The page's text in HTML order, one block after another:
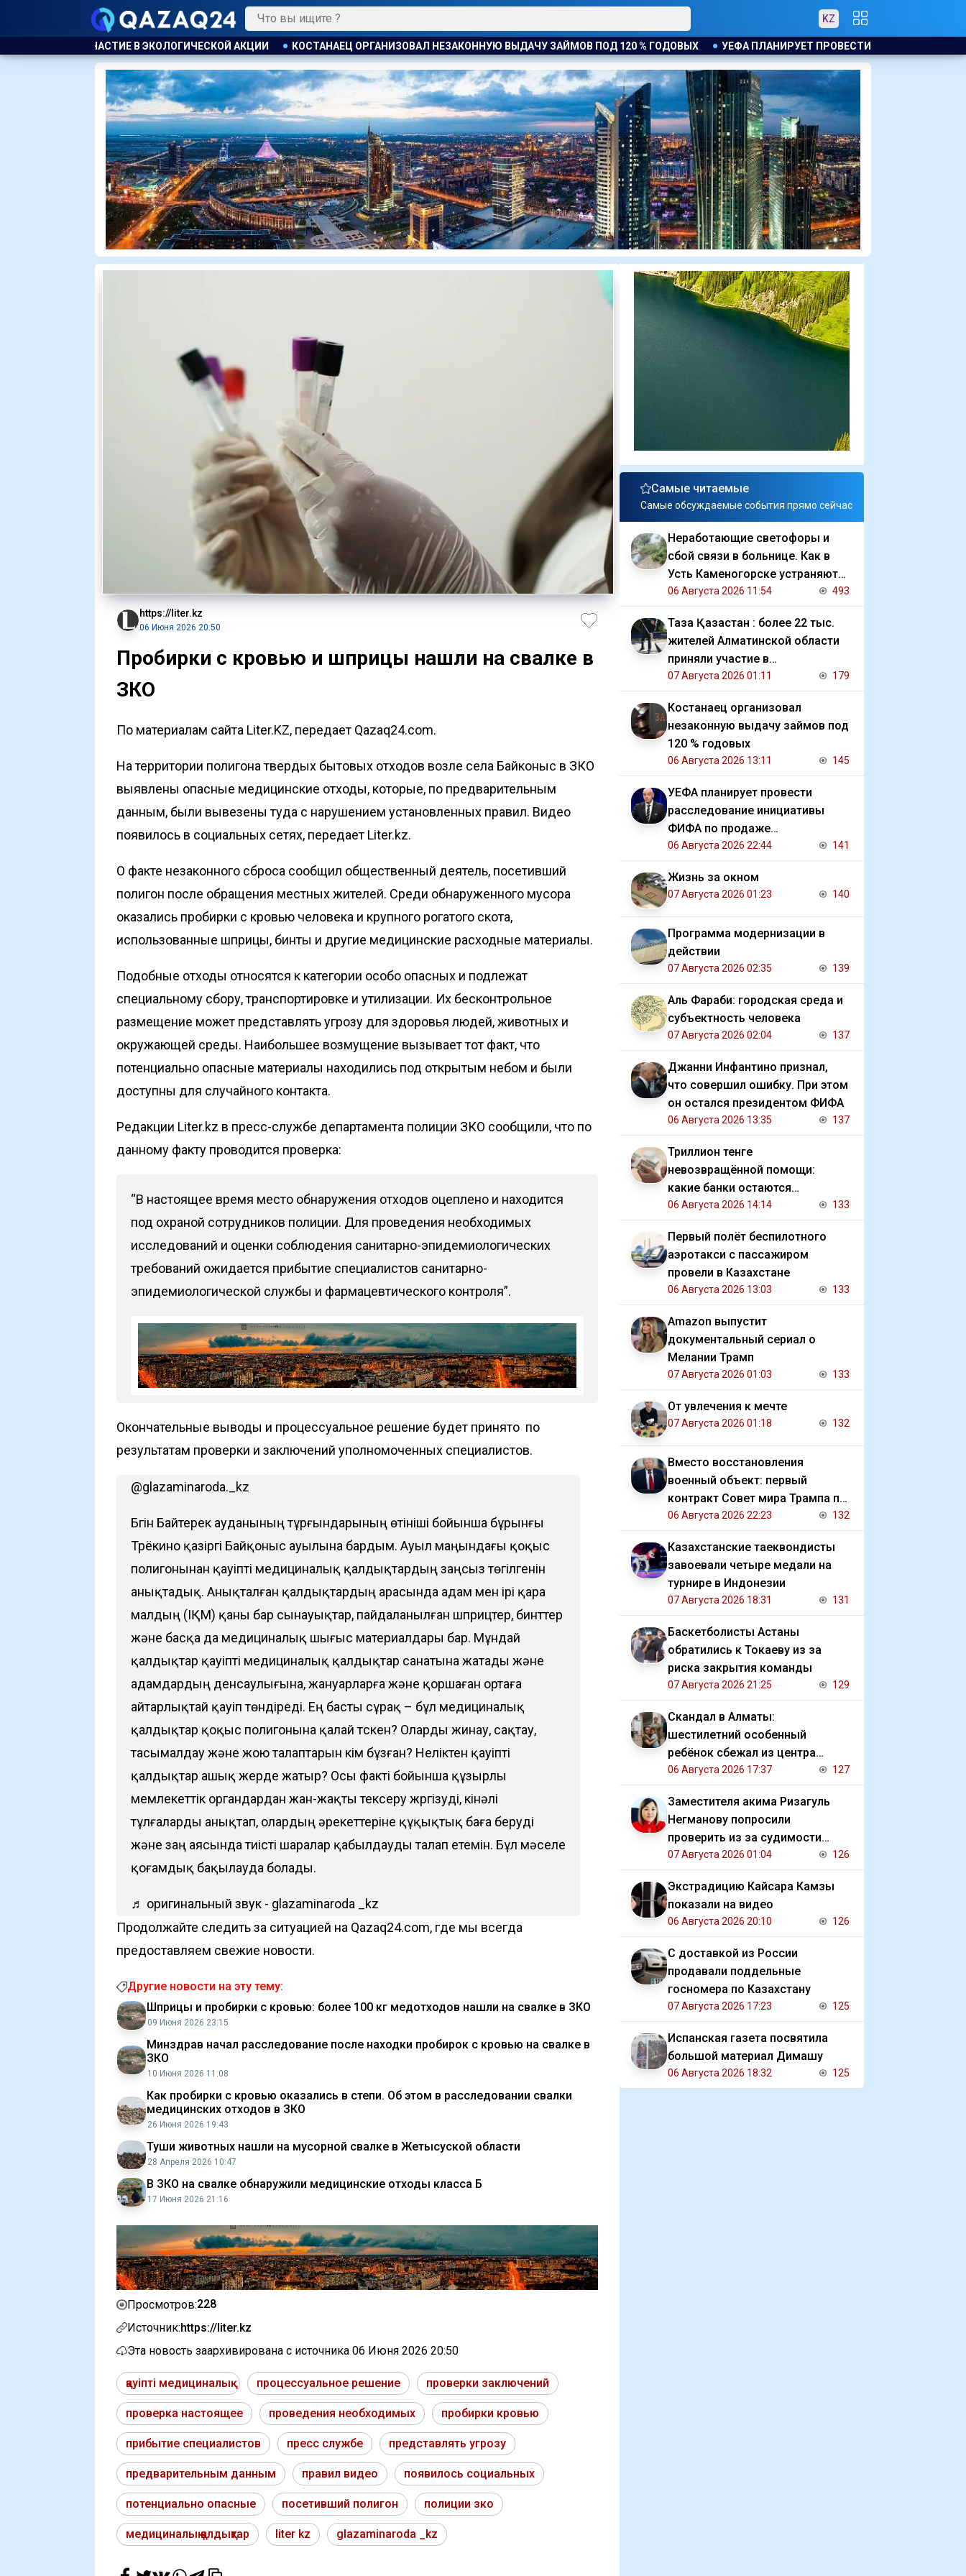
KZ
АКЦИИ КОСТАНАЕЦ ОРГАНИЗОВАЛ НЕЗАКОННУЮ ВЫДАЧУ ЗАЙМОВ ПОД 120 % ГОДОВЫХ УЕФА ПЛАНИРУЕТ ПРОВЕСТИ РАССЛЕДОВАНИЕ ИНИЦИАТИВЫ ФИФА ПО
https://liter.kz
06 Июня 2026 20:50
Пробирки с кровью и шприцы нашли на свалке в
ЗКО
По материалам сайта Liter.KZ, передает Qazaq24.com.
На территории полигона твердых бытовых отходов возле села Байконыс в ЗКО
выявлены опасные медицинские отходы, которые, по предварительным
данным, были вывезены туда с нарушением установленных правил. Видео
появилось в социальных сетях, передает Liter.kz.
О факте незаконного сброса сообщил общественный деятель, посетивший
полигон после обращения местных жителей. Среди обнаруженного мусора
оказались пробирки с кровью человека и крупного рогатого скота,
использованные шприцы, бинты и другие медицинские расходные материалы.
Подобные отходы относятся к категории особо опасных и подлежат
специальному сбору, транспортировке и утилизации. Их бесконтрольное
размещение может представлять угрозу для здоровья людей, животных и
окружающей среды. Наибольшее возмущение вызывает тот факт, что
потенциально опасные материалы находились под открытым небом и были
доступны для случайного контакта.
Редакции Liter.kz в пресс-службе департамента полиции ЗКО сообщили, что по
данному факту проводится проверка:
“В настоящее время место обнаружения отходов оцеплено и находится
под охраной сотрудников полиции. Для проведения необходимых
исследований и оценки соблюдения санитарно-эпидемиологических
требований ожидается прибытие специалистов санитарно-
эпидемиологической службы и фармацевтического контроля”.
Окончательные выводы и процессуальное решение будет принято по
результатам проверки и заключений уполномоченных специалистов.
@glazaminaroda._kz
Бүгін Байтерек ауданының тұрғындарының өтініші бойынша бұрынғы
Трёкино қазіргі Байқоныс ауылына бардым. Ауыл маңындағы қоқыс
полигонынан қауіпті медициналық қалдықтардың заңсыз төгілгенін
анықтадық. Анықталған қалдықтардың арасында адам мен ірі қара
малдың (ІҚМ) қаны бар сынауықтар, пайдаланылған шприцтер, бинттер
және басқа да медициналық шығыс материалдары бар. Мұндай
қалдықтар қауіпті медициналық қалдықтар санатына жатады және
адамдардың денсаулығына, жануарларға және қоршаған ортаға
айтарлықтай қауіп төндіреді. Ең басты сұрақ – бұл медициналық
қалдықтар қоқыс полигонына қалай түскен? Оларды жинау, сақтау,
тасымалдау және жою талаптарын кім бұзған? Неліктен қауіпті
қалдықтар ашық жерде жатыр? Осы факті бойынша құзырлы
мемлекеттік органдардан жан-жақты тексеру жүргізуді, кінәлі
тұлғаларды анықтап, олардың әрекеттеріне құқықтық баға беруді
және заң аясында тиісті шаралар қабылдауды талап етемін. Бұл мәселе
қоғамдық бақылауда болады.
♬ оригинальный звук - glazaminaroda _kz
Продолжайте следить за ситуацией на Qazaq24.com, где мы всегда
предоставляем свежие новости.
Другие новости на эту тему:
Шприцы и пробирки с кровью: более 100 кг медотходов нашли на свалке в ЗКО
09 Июня 2026 23:15
Минздрав начал расследование после находки пробирок с кровью на свалке в
ЗКО
10 Июня 2026 11:08
Как пробирки с кровью оказались в степи. Об этом в расследовании свалки
медицинских отходов в ЗКО
26 Июня 2026 19:43
Туши животных нашли на мусорной свалке в Жетысуской области
28 Апреля 2026 10:47
В ЗКО на свалке обнаружили медицинские отходы класса Б
17 Июня 2026 21:16
Просмотров:228
Источник:https://liter.kz
Эта новость заархивирована с источника 06 Июня 2026 20:50
қауіпті медициналық процессуальное решение проверки заключений
проверка настоящее проведения необходимых пробирки кровью
прибытие специалистов пресс службе представлять угрозу
предварительным данным правил видео появилось социальных
потенциально опасные посетивший полигон полиции зко
медициналық қалдықтар liter kz glazaminaroda _kz
Самые читаемые
Самые обсуждаемые события прямо сейчас
Неработающие светофоры и
сбой связи в больнице. Как в
Усть Каменогорске устраняют
последствия ливня
06 Августа 2026 11:54 493
Таза Қазақстан : более 22 тыс.
жителей Алматинской области
приняли участие в
экологической акции
07 Августа 2026 01:11 179
Костанаец организовал
незаконную выдачу займов под
120 % годовых
06 Августа 2026 13:11 145
УЕФА планирует провести
расследование инициативы
ФИФА по продаже
коммерческих прав на ЧМ
06 Августа 2026 22:44 141
Жизнь за окном
07 Августа 2026 01:23 140
Программа модернизации в
действии
07 Августа 2026 02:35 139
Аль Фараби: городская среда и
субъектность человека
07 Августа 2026 02:04 137
Джанни Инфантино признал,
что совершил ошибку. При этом
он остался президентом ФИФА
06 Августа 2026 13:35 137
Триллион тенге
невозвращённой помощи:
какие банки остаются
должниками государства
06 Августа 2026 14:14 133
Первый полёт беспилотного
аэротакси с пассажиром
провели в Казахстане
06 Августа 2026 13:03 133
Amazon выпустит
документальный сериал о
Мелании Трамп
07 Августа 2026 01:03 133
От увлечения к мечте
07 Августа 2026 01:18 132
Вместо восстановления
военный объект: первый
контракт Совет мира Трампа по
Газе
06 Августа 2026 22:23 132
Казахстанские таеквондисты
завоевали четыре медали на
турнире в Индонезии
07 Августа 2026 18:31 131
Баскетболисты Астаны
обратились к Токаеву из за
риска закрытия команды
07 Августа 2026 21:25 129
Скандал в Алматы:
шестилетний особенный
ребёнок сбежал из центра
реабилитации и потерялся
06 Августа 2026 17:37 127
Заместителя акима Ризагуль
Негманову попросили
проверить из за судимости
сестры
07 Августа 2026 01:04 126
Экстрадицию Кайсара Камзы
показали на видео
06 Августа 2026 20:10 126
С доставкой из России
продавали поддельные
госномера по Казахстану
07 Августа 2026 17:23 125
Испанская газета посвятила
большой материал Димашу
06 Августа 2026 18:32 125